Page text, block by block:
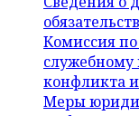
Комиссия
конфликта
Меры